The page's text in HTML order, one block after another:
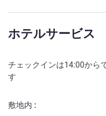
ホテルサービス
チェックインは14:00から
す
敷地内